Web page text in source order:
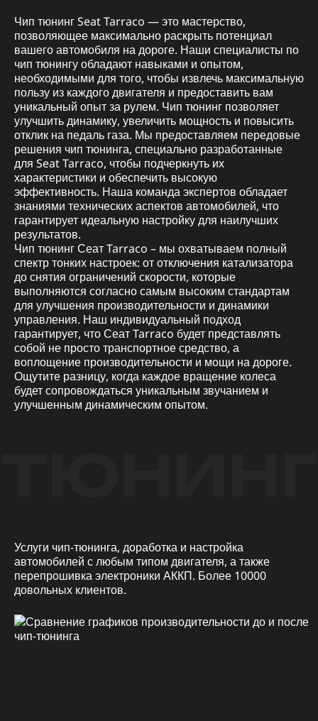
Чип тюнинг Seat Tarraco — это мастерство,
позволяющее максимально раскрыть потенциал
вашего автомобиля на дороге. Наши специалисты по
чип тюнингу обладают навыками и опытом,
необходимыми для того, чтобы извлечь максимальную
пользу из каждого двигателя и предоставить вам
уникальный опыт за рулем. Чип тюнинг позволяет
улучшить динамику, увеличить мощность и повысить
отклик на педаль газа. Мы предоставляем передовые
решения чип тюнинга, специально разработанные
для Seat Tarraco, чтобы подчеркнуть их
характеристики и обеспечить высокую
эффективность. Наша команда экспертов обладает
знаниями технических аспектов автомобилей, что
гарантирует идеальную настройку для наилучших
результатов.
Чип тюнинг Сеат Tarraco – мы охватываем полный
спектр тонких настроек: от отключения катализатора
до снятия ограничений скорости, которые
выполняются согласно самым высоким стандартам
для улучшения производительности и динамики
управления. Наш индивидуальный подход
гарантирует, что Сеат Tarraco будет представлять
собой не просто транспортное средство, а
воплощение производительности и мощи на дороге.
Ощутите разницу, когда каждое вращение колеса
будет сопровождаться уникальным звучанием и
улучшенным динамическим опытом.
Услуги чип-тюнинга, доработка и настройка
автомобилей с любым типом двигателя, а также
перепрошивка электроники АККП. Более 10000
довольных клиентов.